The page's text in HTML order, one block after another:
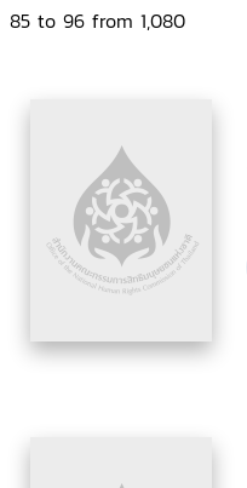
85 to 96 from 1,080